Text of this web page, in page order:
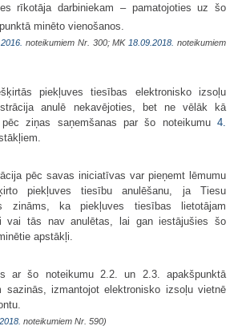
rīkotāja darbiniekam – pamatojoties uz šo
punktā minēto vienošanos.
noteikumiem Nr. 300; MK 18.09.2018. noteikumiem
piekļuves tiesības elektronisko izsoļu
anulē nekavējoties, bet ne vēlāk kā
pēc ziņas saņemšanas par šo noteikumu 4.
pēc savas iniciatīvas var pieņemt lēmumu
piekļuves tiesību anulēšanu, ja Tiesu
zināms, ka piekļuves tiesības lietotājam
vai tās nav anulētas, lai gan iestājušies šo
apstākļi.
ar šo noteikumu 2.2. un 2.3. apakšpunktā
sazinās, izmantojot elektronisko izsoļu vietnē
noteikumiem Nr. 590)